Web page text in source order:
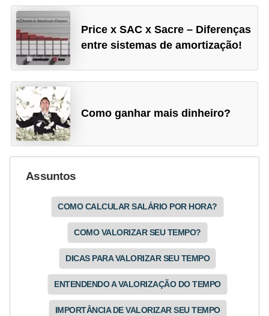
Price x SAC x Sacre – Diferenças
entre sistemas de amortização!
Como ganhar mais dinheiro?
Assuntos
COMO CALCULAR SALÁRIO POR HORA?
COMO VALORIZAR SEU TEMPO?
DICAS PARA VALORIZAR SEU TEMPO
ENTENDENDO A VALORIZAÇÃO DO TEMPO
IMPORTÂNCIA DE VALORIZAR SEU TEMPO